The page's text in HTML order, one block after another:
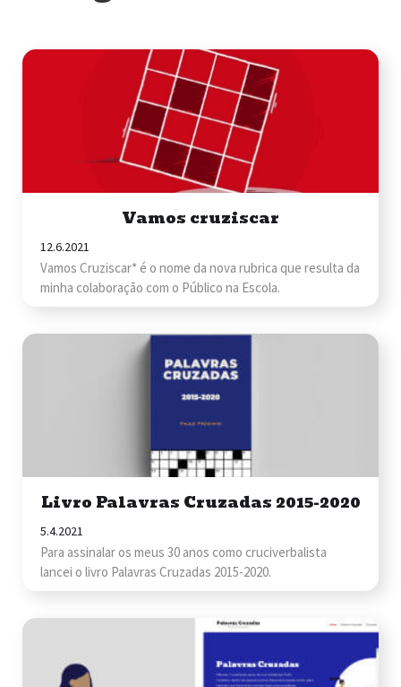
Vamos cruziscar
12.6.2021
Vamos Cruziscar* é o nome da nova rubrica que resulta da
minha colaboração com o Público na Escola.
Livro Palavras Cruzadas 2015-2020
5.4.2021
Para assinalar os meus 30 anos como cruciverbalista
lancei o livro Palavras Cruzadas 2015-2020.